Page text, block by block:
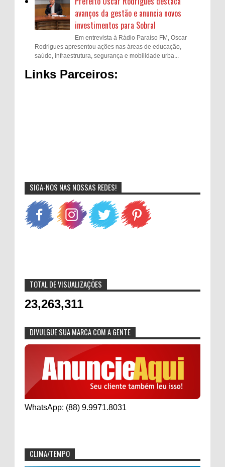
avanços da gestão e anuncia novos
investimentos para Sobral
Em entrevista à Rádio Paraíso FM, Oscar
Rodrigues apresentou ações nas áreas de educação,
saúde, infraestrutura, segurança e mobilidade urba...
Links Parceiros:
SIGA-NOS NAS NOSSAS REDES!
TOTAL DE VISUALIZAÇÕES
23,263,311
DIVULGUE SUA MARCA COM A GENTE
WhatsApp: (88) 9.9971.8031
CLIMA/TEMPO